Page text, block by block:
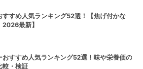
すすめ人気ランキング52選！【焦げ付かな
最新】
おすすめ人気ランキング52選！味や栄養価の
較・検証